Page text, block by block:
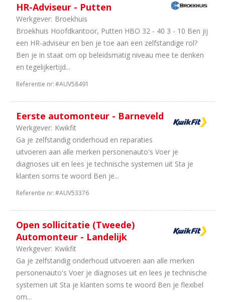
HR-Adviseur - Putten
Werkgever: Broekhuis
Broekhuis Hoofdkantoor, Putten HBO 32 - 40 3 - 10 Ben jij
een HR-adviseur en ben je toe aan een zelfstandige rol?
Ben je in staat om op beleidsmatig niveau mee te denken
en tegelijkertijd...
Referentie nr:#AUV58491
Eerste automonteur - Barneveld
Werkgever: Kwikfit
Ga je zelfstandig onderhoud en reparaties
uitvoeren aan alle merken personenauto's Voer je
diagnoses uit en lees je technische systemen uit Sta je
klanten soms te woord Ben je...
Referentie nr:#AUV53376
Open sollicitatie (Tweede)
Automonteur - Landelijk
Werkgever: Kwikfit
Ga je zelfstandig onderhoud uitvoeren aan alle merken
personenauto's Voer je diagnoses uit en lees je technische
systemen uit Sta je klanten soms te woord Ben je flexibel
om...